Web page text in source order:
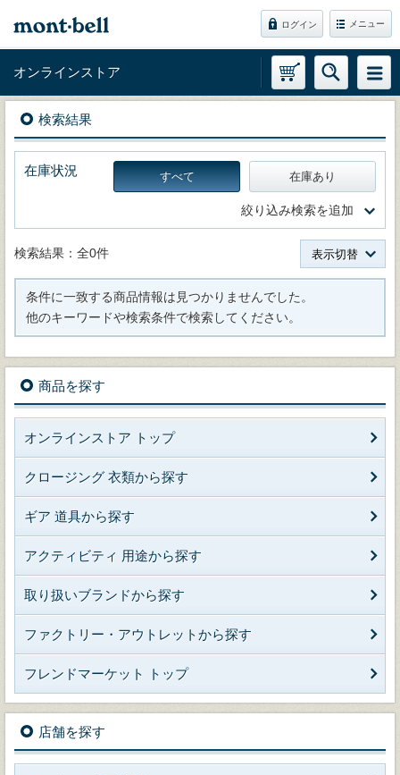
ログイン メニュー
オンラインストア
検索結果
在庫状況 すべて 在庫あり
絞り込み検索を追加
検索結果：全0件 表示切替
条件に一致する商品情報は見つかりませんでした。
他のキーワードや検索条件で検索してください。
商品を探す
オンラインストア トップ
クロージング 衣類から探す
ギア 道具から探す
アクティビティ 用途から探す
取り扱いブランドから探す
ファクトリー・アウトレットから探す
フレンドマーケット トップ
店舗を探す